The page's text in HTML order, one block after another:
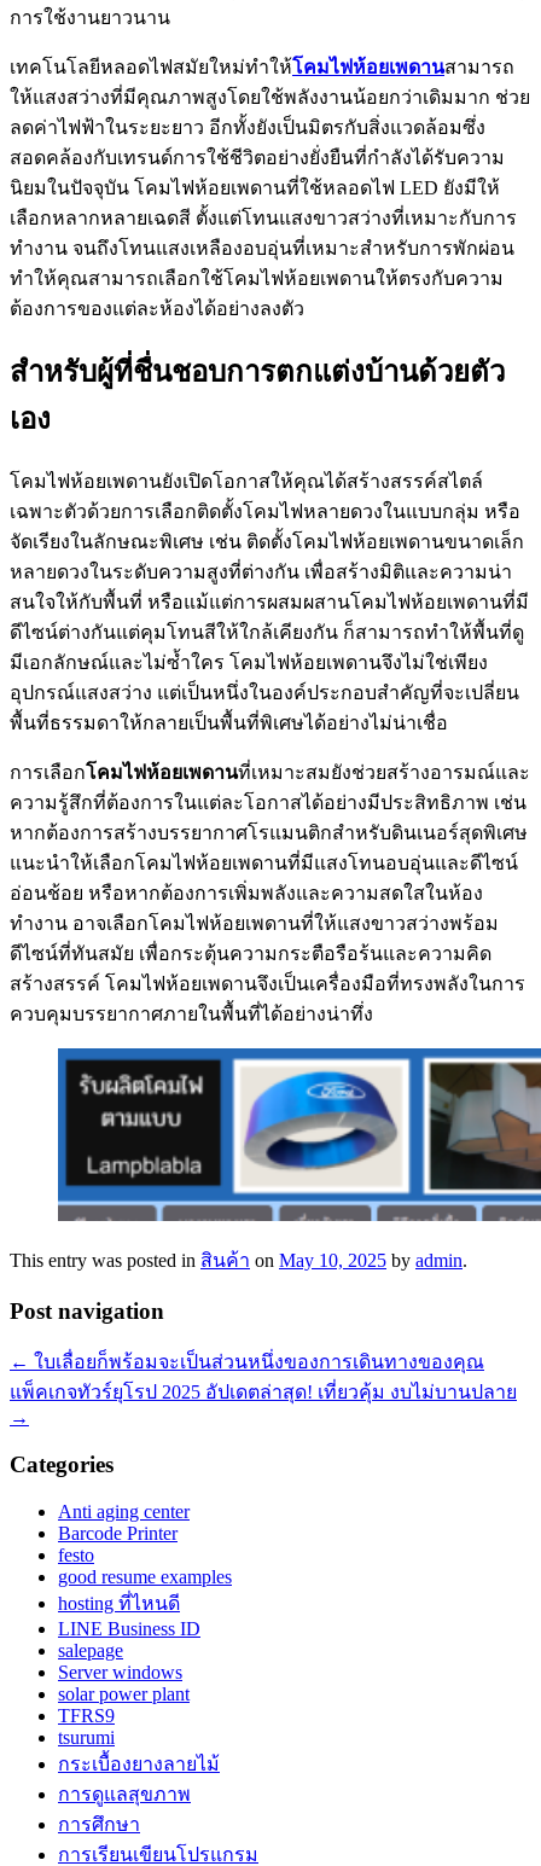
การใช้งานยาวนาน
เทคโนโลยีหลอดไฟสมัยใหม่ทำให้โคมไฟห้อยเพดานสามารถ
ให้แสงสว่างที่มีคุณภาพสูงโดยใช้พลังงานน้อยกว่าเดิมมาก ช่วย
ลดค่าไฟฟ้าในระยะยาว อีกทั้งยังเป็นมิตรกับสิ่งแวดล้อมซึ่ง
สอดคล้องกับเทรนด์การใช้ชีวิตอย่างยั่งยืนที่กำลังได้รับความ
นิยมในปัจจุบัน โคมไฟห้อยเพดานที่ใช้หลอดไฟ LED ยังมีให้
เลือกหลากหลายเฉดสี ตั้งแต่โทนแสงขาวสว่างที่เหมาะกับการ
ทำงาน จนถึงโทนแสงเหลืองอบอุ่นที่เหมาะสำหรับการพักผ่อน
ทำให้คุณสามารถเลือกใช้โคมไฟห้อยเพดานให้ตรงกับความ
ต้องการของแต่ละห้องได้อย่างลงตัว
สำหรับผู้ที่ชื่นชอบการตกแต่งบ้านด้วยตัว
เอง
โคมไฟห้อยเพดานยังเปิดโอกาสให้คุณได้สร้างสรรค์สไตล์
เฉพาะตัวด้วยการเลือกติดตั้งโคมไฟหลายดวงในแบบกลุ่ม หรือ
จัดเรียงในลักษณะพิเศษ เช่น ติดตั้งโคมไฟห้อยเพดานขนาดเล็ก
หลายดวงในระดับความสูงที่ต่างกัน เพื่อสร้างมิติและความน่า
สนใจให้กับพื้นที่ หรือแม้แต่การผสมผสานโคมไฟห้อยเพดานที่มี
ดีไซน์ต่างกันแต่คุมโทนสีให้ใกล้เคียงกัน ก็สามารถทำให้พื้นที่ดู
มีเอกลักษณ์และไม่ซ้ำใคร โคมไฟห้อยเพดานจึงไม่ใช่เพียง
อุปกรณ์แสงสว่าง แต่เป็นหนึ่งในองค์ประกอบสำคัญที่จะเปลี่ยน
พื้นที่ธรรมดาให้กลายเป็นพื้นที่พิเศษได้อย่างไม่น่าเชื่อ
การเลือกโคมไฟห้อยเพดานที่เหมาะสมยังช่วยสร้างอารมณ์และ
ความรู้สึกที่ต้องการในแต่ละโอกาสได้อย่างมีประสิทธิภาพ เช่น
หากต้องการสร้างบรรยากาศโรแมนติกสำหรับดินเนอร์สุดพิเศษ
แนะนำให้เลือกโคมไฟห้อยเพดานที่มีแสงโทนอบอุ่นและดีไซน์
อ่อนช้อย หรือหากต้องการเพิ่มพลังและความสดใสในห้อง
ทำงาน อาจเลือกโคมไฟห้อยเพดานที่ให้แสงขาวสว่างพร้อม
ดีไซน์ที่ทันสมัย เพื่อกระตุ้นความกระตือรือร้นและความคิด
สร้างสรรค์ โคมไฟห้อยเพดานจึงเป็นเครื่องมือที่ทรงพลังในการ
ควบคุมบรรยากาศภายในพื้นที่ได้อย่างน่าทึ่ง
This entry was posted in สินค้า on May 10, 2025 by admin.
Post navigation
← ใบเลื่อยก็พร้อมจะเป็นส่วนหนึ่งของการเดินทางของคุณ
แพ็คเกจทัวร์ยุโรป 2025 อัปเดตล่าสุด! เที่ยวคุ้ม งบไม่บานปลาย
→
Categories
Anti aging center
Barcode Printer
festo
good resume examples
hosting ที่ไหนดี
LINE Business ID
salepage
Server windows
solar power plant
TFRS9
tsurumi
กระเบื้องยางลายไม้
การดูแลสุขภาพ
การศึกษา
การเรียนเขียนโปรแกรม